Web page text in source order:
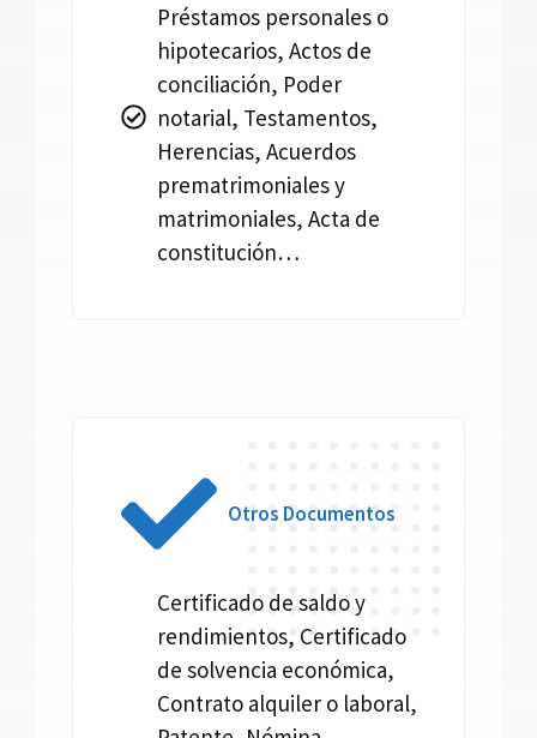
Préstamos personales o
hipotecarios, Actos de
conciliación, Poder
notarial, Testamentos,
Herencias, Acuerdos
prematrimoniales y
matrimoniales, Acta de
constitución…
Otros Documentos
Certificado de saldo y
rendimientos, Certificado
de solvencia económica,
Contrato alquiler o laboral,